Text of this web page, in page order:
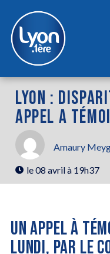
LYON :
APPEL A
Amaury
le08 avril à 19h37
UN APPEL À
LUNDI, PAR LE